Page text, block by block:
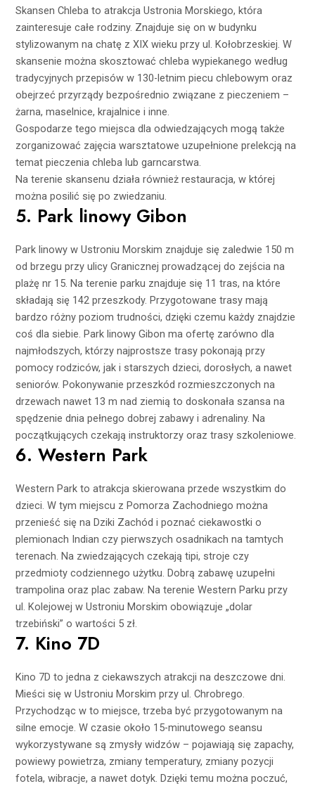
Skansen Chleba to atrakcja Ustronia Morskiego, która
zainteresuje całe rodziny. Znajduje się on w budynku
stylizowanym na chatę z XIX wieku przy ul. Kołobrzeskiej. W
skansenie można skosztować chleba wypiekanego według
tradycyjnych przepisów w 130-letnim piecu chlebowym oraz
obejrzeć przyrządy bezpośrednio związane z pieczeniem –
żarna, maselnice, krajalnice i inne.
Gospodarze tego miejsca dla odwiedzających mogą także
zorganizować zajęcia warsztatowe uzupełnione prelekcją na
temat pieczenia chleba lub garncarstwa.
Na terenie skansenu działa również restauracja, w której
można posilić się po zwiedzaniu.
5. Park linowy Gibon
Park linowy w Ustroniu Morskim znajduje się zaledwie 150 m
od brzegu przy ulicy Granicznej prowadzącej do zejścia na
plażę nr 15. Na terenie parku znajduje się 11 tras, na które
składają się 142 przeszkody. Przygotowane trasy mają
bardzo różny poziom trudności, dzięki czemu każdy znajdzie
coś dla siebie. Park linowy Gibon ma ofertę zarówno dla
najmłodszych, którzy najprostsze trasy pokonają przy
pomocy rodziców, jak i starszych dzieci, dorosłych, a nawet
seniorów. Pokonywanie przeszkód rozmieszczonych na
drzewach nawet 13 m nad ziemią to doskonała szansa na
spędzenie dnia pełnego dobrej zabawy i adrenaliny. Na
początkujących czekają instruktorzy oraz trasy szkoleniowe.
6. Western Park
Western Park to atrakcja skierowana przede wszystkim do
dzieci. W tym miejscu z Pomorza Zachodniego można
przenieść się na Dziki Zachód i poznać ciekawostki o
plemionach Indian czy pierwszych osadnikach na tamtych
terenach. Na zwiedzających czekają tipi, stroje czy
przedmioty codziennego użytku. Dobrą zabawę uzupełni
trampolina oraz plac zabaw. Na terenie Western Parku przy
ul. Kolejowej w Ustroniu Morskim obowiązuje „dolar
trzebiński” o wartości 5 zł.
7. Kino 7D
Kino 7D to jedna z ciekawszych atrakcji na deszczowe dni.
Mieści się w Ustroniu Morskim przy ul. Chrobrego.
Przychodząc w to miejsce, trzeba być przygotowanym na
silne emocje. W czasie około 15-minutowego seansu
wykorzystywane są zmysły widzów – pojawiają się zapachy,
powiewy powietrza, zmiany temperatury, zmiany pozycji
fotela, wibracje, a nawet dotyk. Dzięki temu można poczuć,